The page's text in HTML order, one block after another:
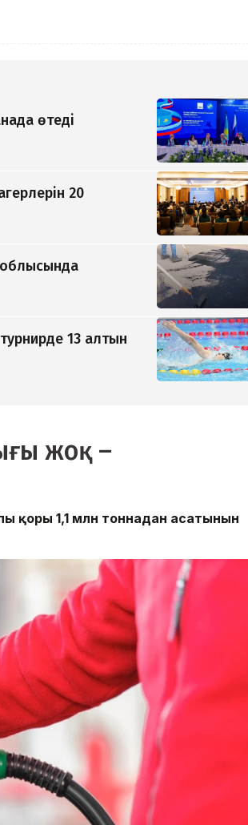
өтеді
20
13 алтын
жоқ –
қоры 1,1 млн тоннадан асатынын